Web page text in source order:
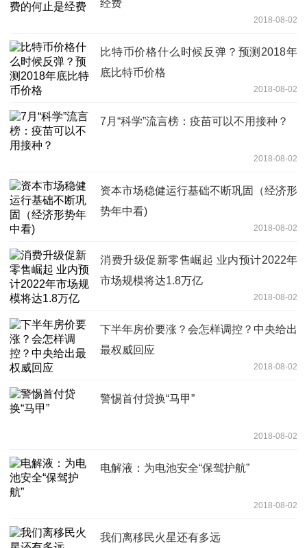
经费
2018-08-02
比特币价格什么时候反弹？预测2018年
底比特币价格
2018-08-02
7月“科学”流言榜：疫苗可以不用接种？
2018-08-02
资本市场稳健运行基础不断巩固（经济形
势年中看)
2018-08-02
消费升级促新零售崛起 业内预计2022年
市场规模将达1.8万亿
2018-08-02
下半年房价要涨？会怎样调控？中央给出
最权威回应
2018-08-02
警惕首付贷换“马甲”
2018-08-02
电解液：为电池安全“保驾护航”
2018-08-02
我们离移民火星还有多远